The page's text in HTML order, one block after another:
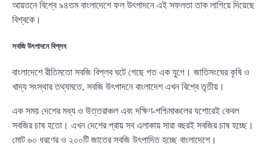
আয়তনে বিশ্বে ৯৪তম বাংলাদেশে ফল উৎপাদনে এই সফলতা তাক লাগিয়ে দিয়েছে
বিশ্বকে।
সবজি উৎপাদনে বিপ্লব
বাংলাদেশে রীতিমতো সবজি বিপ্লব ঘটে গেছে গত এক যুগে। জাতিসংঘের কৃষি ও
খাদ্য সংস্থার তথ্যমতে, সবজি উৎপাদনে বাংলাদেশ এখন বিশ্বে তৃতীয়।
এক সময় দেশের মধ্য ও উত্তরাঞ্চল এবং দক্ষিণ-পশ্চিমাঞ্চলের যশোরেই কেবল
সবজির চাষ হতো। এখন দেশের প্রায় সব এলাকায় সারা বছরই সবজির চাষ হচ্ছে।
মোট ৬০ ধরণের ও ২০০টি জাতের সবজি উৎপাদিত হচ্ছে বাংলাদেশে।